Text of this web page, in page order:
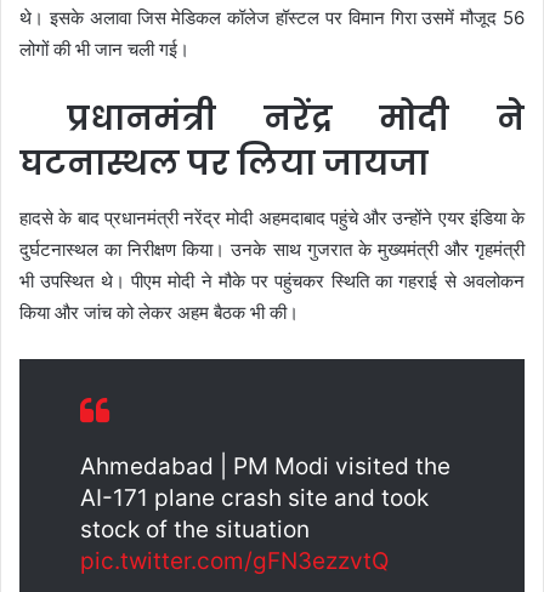
थे। इसके अलावा जिस मेडिकल कॉलेज हॉस्टल पर विमान गिरा उसमें मौजूद 56
लोगों की भी जान चली गई।
प्रधानमंत्री नरेंद्र मोदी ने
घटनास्थल पर लिया जायजा
हादसे के बाद प्रधानमंत्री नरेंद्र मोदी अहमदाबाद पहुंचे और उन्होंने एयर इंडिया के
दुर्घटनास्थल का निरीक्षण किया। उनके साथ गुजरात के मुख्यमंत्री और गृहमंत्री
भी उपस्थित थे। पीएम मोदी ने मौके पर पहुंचकर स्थिति का गहराई से अवलोकन
किया और जांच को लेकर अहम बैठक भी की।
Ahmedabad | PM Modi visited the
AI-171 plane crash site and took
stock of the situation
pic.twitter.com/gFN3ezzvtQ